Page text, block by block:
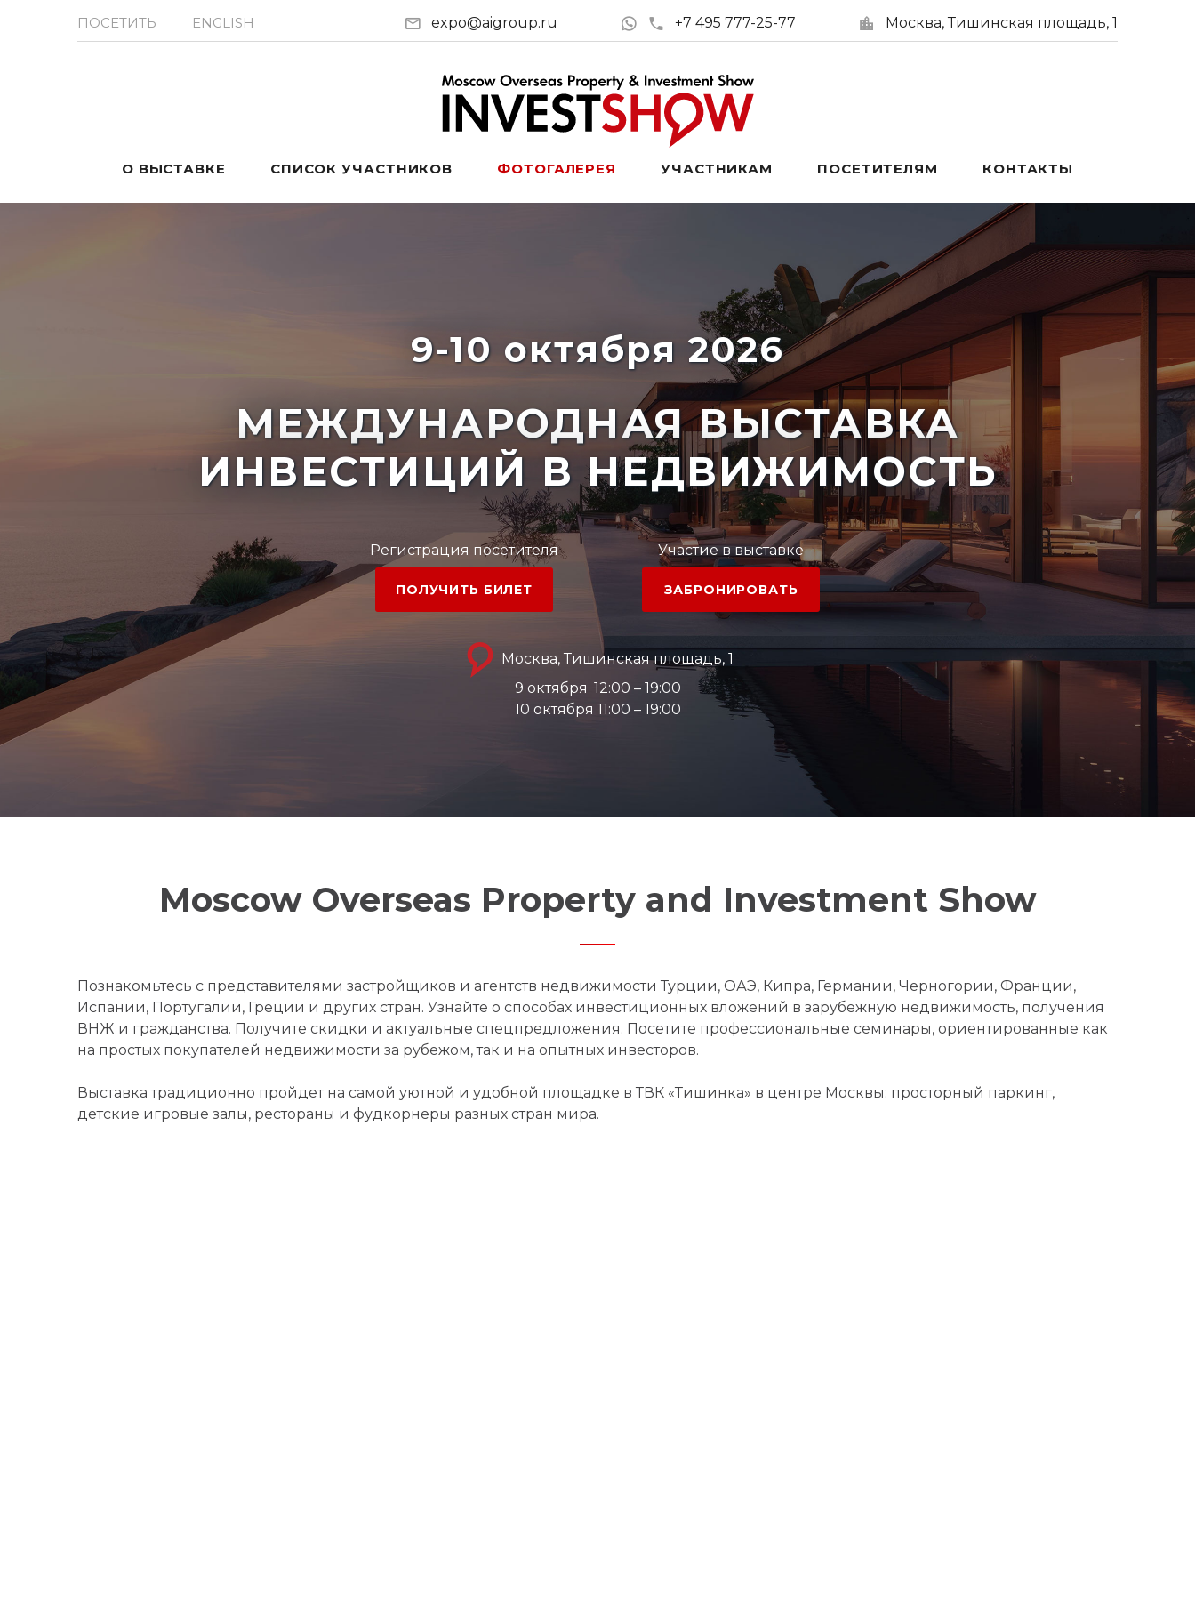
ПОСЕТИТЬ ENGLISH expo@aigroup.ru +7 495 777-25-77 Москва, Тишинская площадь, 1
О ВЫСТАВКЕ СПИСОК УЧАСТНИКОВ ФОТОГАЛЕРЕЯ УЧАСТНИКАМ ПОСЕТИТЕЛЯМ КОНТАКТЫ
9-10 октября 2026
МЕЖДУНАРОДНАЯ ВЫСТАВКА
ИНВЕСТИЦИЙ В НЕДВИЖИМОСТЬ
Регистрация посетителя
ПОЛУЧИТЬ БИЛЕТ
Участие в выставке
ЗАБРОНИРОВАТЬ
Москва, Тишинская площадь, 1
9 октября 12:00 – 19:00
10 октября 11:00 – 19:00
Moscow Overseas Property and Investment Show
Познакомьтесь с представителями застройщиков и агентств недвижимости Турции, ОАЭ, Кипра, Германии, Черногории, Франции,
Испании, Португалии, Греции и других стран. Узнайте о способах инвестиционных вложений в зарубежную недвижимость, получения
ВНЖ и гражданства. Получите скидки и актуальные спецпредложения. Посетите профессиональные семинары, ориентированные как
на простых покупателей недвижимости за рубежом, так и на опытных инвесторов.
Выставка традиционно пройдет на самой уютной и удобной площадке в ТВК «Тишинка» в центре Москвы: просторный паркинг,
детские игровые залы, рестораны и фудкорнеры разных стран мира.